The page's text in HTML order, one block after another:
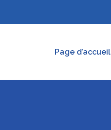
Page d’accueil